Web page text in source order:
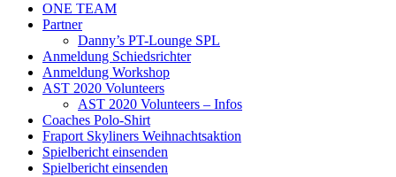
ONE TEAM
Partner
Danny’s PT-Lounge SPL
Anmeldung Schiedsrichter
Anmeldung Workshop
AST 2020 Volunteers
AST 2020 Volunteers – Infos
Coaches Polo-Shirt
Fraport Skyliners Weihnachtsaktion
Spielbericht einsenden
Spielbericht einsenden